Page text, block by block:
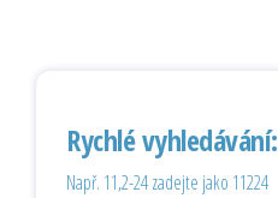
Rychlé vyhledávání:
Např. 11,2-24 zadejte jako 11224